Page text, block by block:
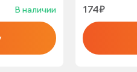
В наличии 174₽